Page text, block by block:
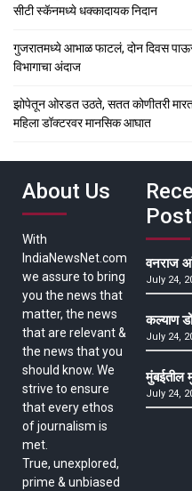
सीटी स्कॅनमध्ये धक्कादायक निदान
गुजरातमध्ये आभाळ फाटलं, दोन दिवस
विभागाचा अंदाज
झोपेतून ओरडत उठते, सतत कोणीतरी
महिला डॉक्टरवर मानसिक आघात
About Us
With
IndiaNewsNet.com
we assure to bring
you the news that
matter, the news
that are relevant &
the news that you
should know. We
strive to ensure
that every ethos
of journalism is
met.
True, unexplored,
prime & unbiased
वनराज
July 24,
कल्याण
July 24,
मुंबईतील
July 24,